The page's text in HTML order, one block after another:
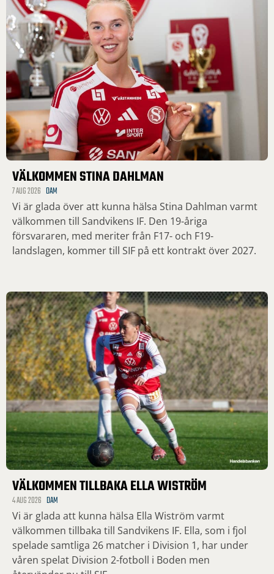
VÄLKOMMEN STINA DAHLMAN
7 AUG 2026 DAM
Vi är glada över att kunna hälsa Stina Dahlman varmt
välkommen till Sandvikens IF. Den 19-åriga
försvararen, med meriter från F17- och F19-
landslagen, kommer till SIF på ett kontrakt över 2027.
VÄLKOMMEN TILLBAKA ELLA WISTRÖM
4 AUG 2026 DAM
Vi är glada att kunna hälsa Ella Wiström varmt
välkommen tillbaka till Sandvikens IF. Ella, som i fjol
spelade samtliga 26 matcher i Division 1, har under
våren spelat Division 2-fotboll i Boden men